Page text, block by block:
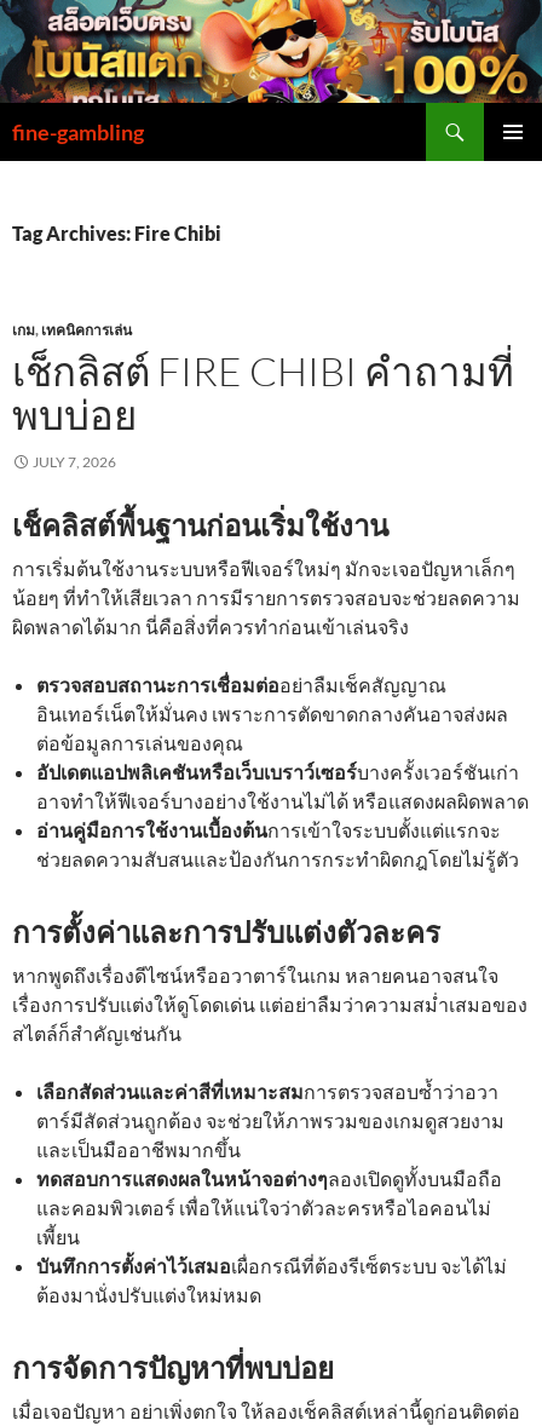
Skip
to
content
fine-gambling
Tag Archives: Fire Chibi
เกม, เทคนิคการเล่น
เช็กลิสต์ FIRE CHIBI คำถามที่
พบบ่อย
JULY 7, 2026
เช็คลิสต์พื้นฐานก่อนเริ่มใช้งาน
การเริ่มต้นใช้งานระบบหรือฟีเจอร์ใหม่ๆ มักจะเจอปัญหาเล็กๆ
น้อยๆ ที่ทำให้เสียเวลา การมีรายการตรวจสอบจะช่วยลดความ
ผิดพลาดได้มาก นี่คือสิ่งที่ควรทำก่อนเข้าเล่นจริง
ตรวจสอบสถานะการเชื่อมต่ออย่าลืมเช็คสัญญาณ
อินเทอร์เน็ตให้มั่นคง เพราะการตัดขาดกลางคันอาจส่งผล
ต่อข้อมูลการเล่นของคุณ
อัปเดตแอปพลิเคชันหรือเว็บเบราว์เซอร์บางครั้งเวอร์ชันเก่า
อาจทำให้ฟีเจอร์บางอย่างใช้งานไม่ได้ หรือแสดงผลผิดพลาด
อ่านคู่มือการใช้งานเบื้องต้นการเข้าใจระบบตั้งแต่แรกจะ
ช่วยลดความสับสนและป้องกันการกระทำผิดกฎโดยไม่รู้ตัว
การตั้งค่าและการปรับแต่งตัวละคร
หากพูดถึงเรื่องดีไซน์หรืออวาตาร์ในเกม หลายคนอาจสนใจ
เรื่องการปรับแต่งให้ดูโดดเด่น แต่อย่าลืมว่าความสม่ำเสมอของ
สไตล์ก็สำคัญเช่นกัน
เลือกสัดส่วนและค่าสีที่เหมาะสมการตรวจสอบซ้ำว่าอวา
ตาร์มีสัดส่วนถูกต้อง จะช่วยให้ภาพรวมของเกมดูสวยงาม
และเป็นมืออาชีพมากขึ้น
ทดสอบการแสดงผลในหน้าจอต่างๆลองเปิดดูทั้งบนมือถือ
และคอมพิวเตอร์ เพื่อให้แน่ใจว่าตัวละครหรือไอคอนไม่
เพี้ยน
บันทึกการตั้งค่าไว้เสมอเผื่อกรณีที่ต้องรีเซ็ตระบบ จะได้ไม่
ต้องมานั่งปรับแต่งใหม่หมด
การจัดการปัญหาที่พบบ่อย
เมื่อเจอปัญหา อย่าเพิ่งตกใจ ให้ลองเช็คลิสต์เหล่านี้ดูก่อนติดต่อ